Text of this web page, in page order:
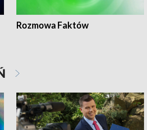
Rozmowa Faktów